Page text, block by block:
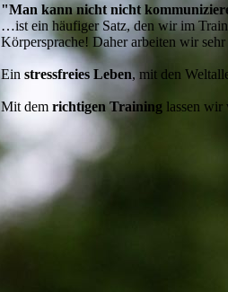
"Man kann nicht nicht
…ist ein häufiger Satz, den wir im
Körpersprache! Daher arbeiten wir
Einstressfreies Leben, mit den
Mit demrichtigen Training lassen wir